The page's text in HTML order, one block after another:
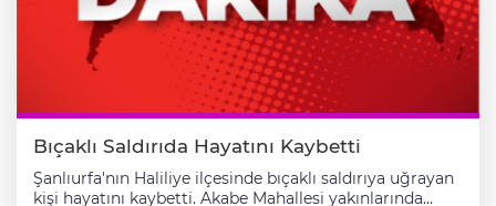
Bıçaklı Saldırıda Hayatını Kaybetti
Şanlıurfa'nın Haliliye ilçesinde bıçaklı saldırıya uğrayan
kişi hayatını kaybetti. Akabe Mahallesi yakınlarında